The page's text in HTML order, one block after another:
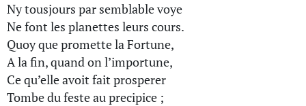
Ny tousjours par semblable voye
Ne font les planettes leurs cours.
Quoy que promette la Fortune,
A la fin, quand on l’importune,
Ce qu’elle avoit fait prosperer
Tombe du feste au precipice ;